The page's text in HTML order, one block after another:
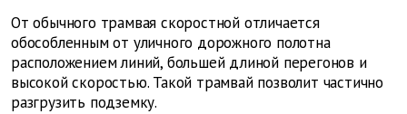
От обычного трамвая скоростной отличается
обособленным от уличного дорожного полотна
расположением линий, большей длиной перегонов и
высокой скоростью. Такой трамвай позволит частично
разгрузить подземку.